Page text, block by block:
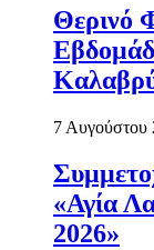
Θερινό
7 Αυγούστου
«Αγία
2026»